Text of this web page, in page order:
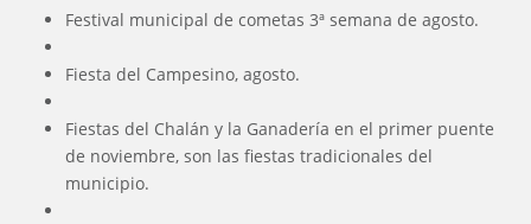
Festival municipal de cometas 3ª semana de agosto.
Fiesta del Campesino, agosto.
Fiestas del Chalán y la Ganadería en el primer puente
de noviembre, son las fiestas tradicionales del
municipio.